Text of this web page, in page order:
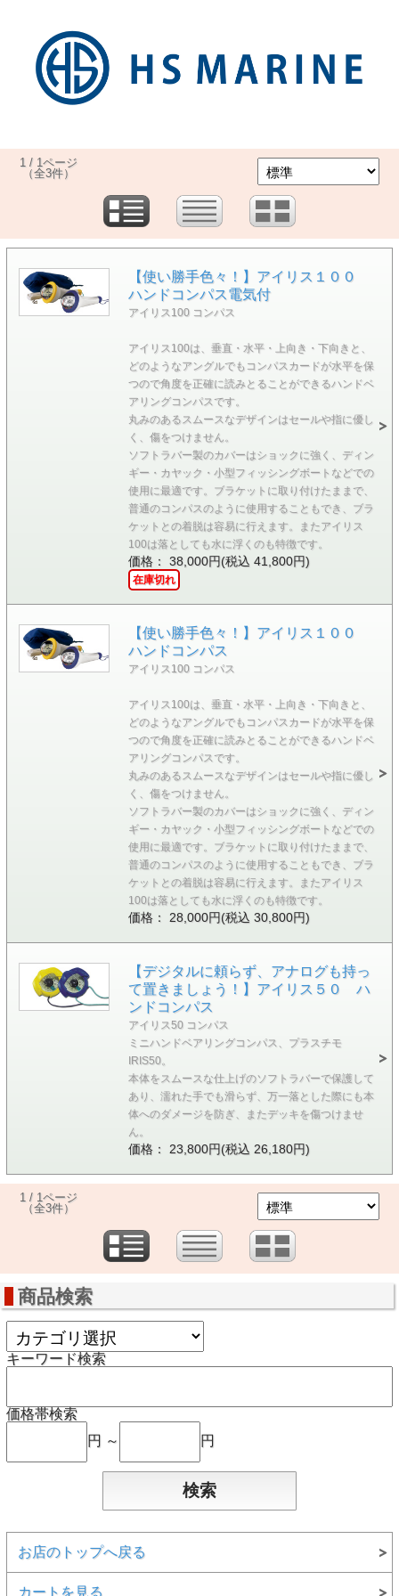
1 / 1ページ
（全3件）
【使い勝手色々！】アイリス１００
ハンドコンパス電気付
アイリス100 コンパス
アイリス100は、垂直・水平・上向き・下向きと、
どのようなアングルでもコンパスカードが水平を保
つので角度を正確に読みとることができるハンドベ
アリングコンパスです。
丸みのあるスムースなデザインはセールや指に優し
く、傷をつけません。
ソフトラバー製のカバーはショックに強く、ディン
ギー・カヤック・小型フィッシングボートなどでの
使用に最適です。ブラケットに取り付けたままで、
普通のコンパスのように使用することもでき、ブラ
ケットとの着脱は容易に行えます。またアイリス
100は落としても水に浮くのも特徴です。
価格： 38,000円(税込 41,800円)
在庫切れ
【使い勝手色々！】アイリス１００
ハンドコンパス
アイリス100 コンパス
アイリス100は、垂直・水平・上向き・下向きと、
どのようなアングルでもコンパスカードが水平を保
つので角度を正確に読みとることができるハンドベ
アリングコンパスです。
丸みのあるスムースなデザインはセールや指に優し
く、傷をつけません。
ソフトラバー製のカバーはショックに強く、ディン
ギー・カヤック・小型フィッシングボートなどでの
使用に最適です。ブラケットに取り付けたままで、
普通のコンパスのように使用することもでき、ブラ
ケットとの着脱は容易に行えます。またアイリス
100は落としても水に浮くのも特徴です。
価格： 28,000円(税込 30,800円)
【デジタルに頼らず、アナログも持っ
て置きましょう！】アイリス５０ ハ
ンドコンパス
アイリス50 コンパス
ミニハンドベアリングコンパス、プラスチモ
IRIS50。
本体をスムースな仕上げのソフトラバーで保護して
あり、濡れた手でも滑らず、万一落とした際にも本
体へのダメージを防ぎ、またデッキを傷つけませ
ん。
価格： 23,800円(税込 26,180円)
1 / 1ページ
（全3件）
商品検索
キーワード検索
価格帯検索
円 ～
円
お店のトップへ戻る
カートを見る